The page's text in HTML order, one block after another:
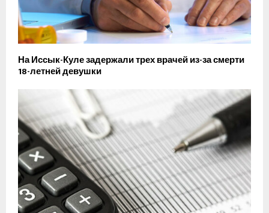
На Иссык-Куле задержали трех врачей из-за смерти
18-летней девушки